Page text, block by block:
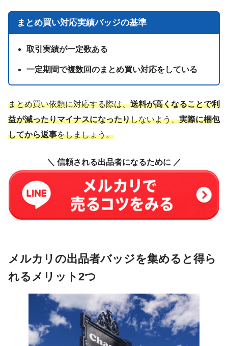
まとめ買い対応実績バッジの基準
取引実績が一定数ある
一定期間で複数回のまとめ買い対応をしている
まとめ買い依頼に対応する際は、送料が高くなることで利
益が減ったりマイナスになったりしないよう、実際に梱包
してから返事をしましょう。
＼ 信頼される出品者になるために ／
メルカリの出品者バッジを集めると得ら
れるメリット2つ